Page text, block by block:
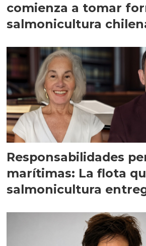
comienza a tomar
salmonicultura
Responsabilidades
marítimas: La flota
salmonicultura